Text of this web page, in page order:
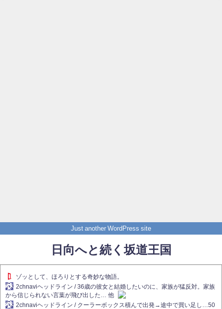
Just another WordPress site
日向へと続く坂道王国
ゾッとして、ほろりとする奇妙な物語。
2chnaviヘッドライン / 36歳の彼女と結婚したいのに、家族が猛反対。家族
から信じられない言葉が飛び出した… 他
2chnaviヘッドライン / クーラーボックス積んで出発→途中で買い足し…50